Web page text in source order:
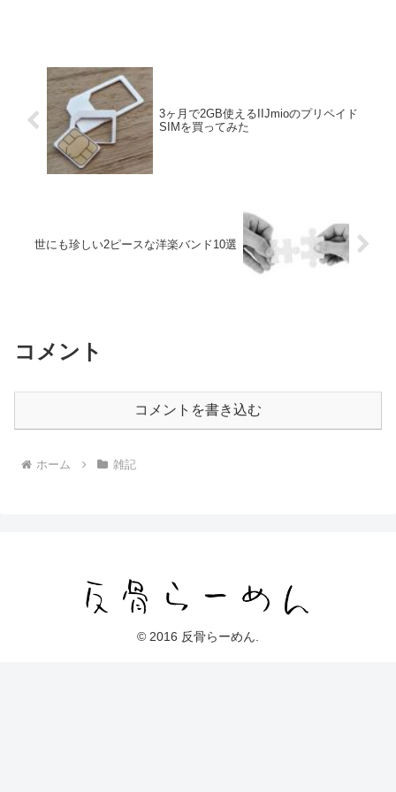
3ヶ月で2GB使えるIIJmioのプリペイド
SIMを買ってみた
世にも珍しい2ピースな洋楽バンド10選
コメント
コメントを書き込む
ホーム 雑記
© 2016 反骨らーめん.